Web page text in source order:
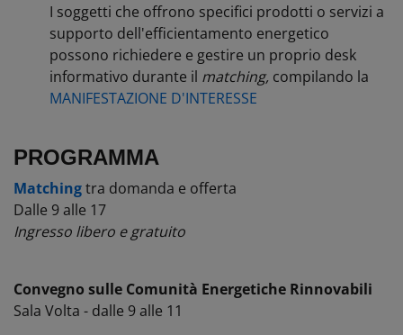
I soggetti che offrono specifici prodotti o servizi a
supporto dell'efficientamento energetico
possono richiedere e gestire un proprio desk
informativo durante il matching, compilando la
MANIFESTAZIONE D'INTERESSE
PROGRAMMA
Matchingtra domanda e offerta
Dalle 9 alle 17
Ingresso libero e gratuito
Convegno sulle Comunità Energetiche Rinnovabili
Sala Volta - dalle 9 alle 11